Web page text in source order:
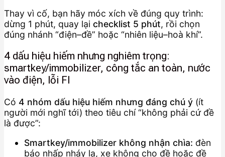
Thay vì cố, bạn hãy móc xích về đúng quy trình:
dừng 1 phút, quay lại checklist 5 phút, rồi chọn
đúng nhánh “điện–đề” hoặc “nhiên liệu–hoà khí”.
4 dấu hiệu hiếm nhưng nghiêm trọng:
smartkey/immobilizer, công tắc an toàn, nước
vào điện, lỗi FI
Có 4 nhóm dấu hiệu hiếm nhưng đáng chú ý (ít
người mới nghĩ tới) theo tiêu chí “không phải cứ đề
là được”:
Smartkey/immobilizer không nhận chìa: đèn
báo nhấp nháy lạ, xe không cho đề hoặc đề